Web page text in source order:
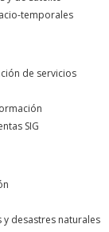
temporales
de servicios
SIG
desastres naturales